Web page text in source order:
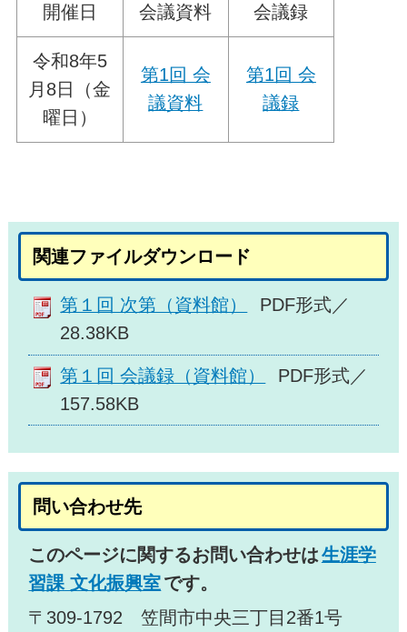
開催日 会議資料 会議録
令和8年5
月8日（金
曜日）
第1回 会
議資料
第1回 会
議録
関連ファイルダウンロード
第１回 次第（資料館）
PDF形式／
28.38KB
第１回 会議録（資料館）
PDF形式／
157.58KB
問い合わせ先
このページに関するお問い合わせは生涯学
習課 文化振興室です。
〒309-1792 笠間市中央三丁目2番1号